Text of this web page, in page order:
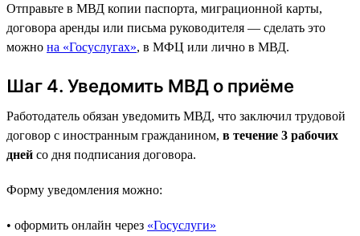
Отправьте в МВД копии паспорта, миграционной карты,
договора аренды или письма руководителя — сделать это
можно на «Госуслугах», в МФЦ или лично в МВД.
Шаг 4. Уведомить МВД о приёме
Работодатель обязан уведомить МВД, что заключил трудовой
договор с иностранным гражданином, в течение 3 рабочих
дней со дня подписания договора.
Форму уведомления можно:
• оформить онлайн через «Госуслуги»